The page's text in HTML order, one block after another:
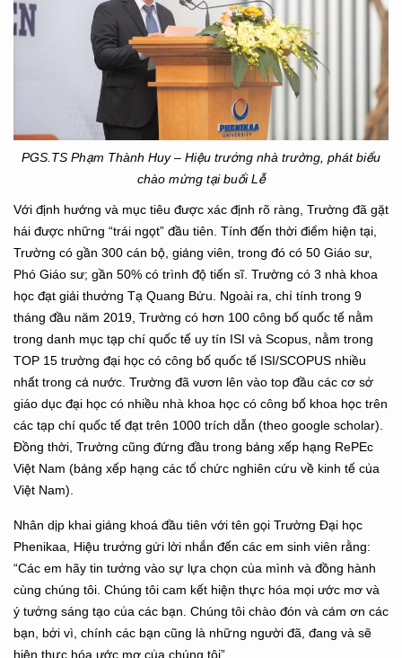
PGS.TS Phạm Thành Huy – Hiệu trưởng nhà trường, phát biểu
chào mừng tại buổi Lễ
Với định hướng và mục tiêu được xác định rõ ràng, Trường đã gặt
hái được những “trái ngọt” đầu tiên. Tính đến thời điểm hiện tại,
Trường có gần 300 cán bộ, giảng viên, trong đó có 50 Giáo sư,
Phó Giáo sư; gần 50% có trình độ tiến sĩ. Trường có 3 nhà khoa
học đạt giải thưởng Tạ Quang Bửu. Ngoài ra, chỉ tính trong 9
tháng đầu năm 2019, Trường có hơn 100 công bố quốc tế nằm
trong danh mục tạp chí quốc tế uy tín ISI và Scopus, nằm trong
TOP 15 trường đại học có công bố quốc tế ISI/SCOPUS nhiều
nhất trong cả nước. Trường đã vươn lên vào top đầu các cơ sở
giáo dục đại học có nhiều nhà khoa học có công bố khoa học trên
các tạp chí quốc tế đạt trên 1000 trích dẫn (theo google scholar).
Đồng thời, Trường cũng đứng đầu trong bảng xếp hạng RePEc
Việt Nam (bảng xếp hạng các tổ chức nghiên cứu về kinh tế của
Việt Nam).
Nhân dịp khai giảng khoá đầu tiên với tên gọi Trường Đại học
Phenikaa, Hiệu trưởng gửi lời nhắn đến các em sinh viên rằng:
“Các em hãy tin tưởng vào sự lựa chọn của mình và đồng hành
cùng chúng tôi. Chúng tôi cam kết hiện thực hóa mọi ước mơ và
ý tưởng sáng tạo của các bạn. Chúng tôi chào đón và cảm ơn các
bạn, bởi vì, chính các bạn cũng là những người đã, đang và sẽ
hiện thực hóa ước mơ của chúng tôi”.